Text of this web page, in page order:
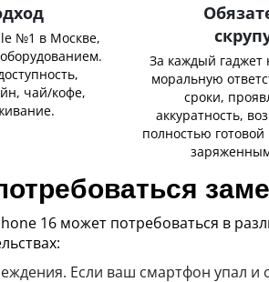
№1 в Москве,
чай/кофе,
За каждый
моральную
сроки,
аккуратность,
полностью готовой
16 может потребоваться в
Если ваш смартфон упал и